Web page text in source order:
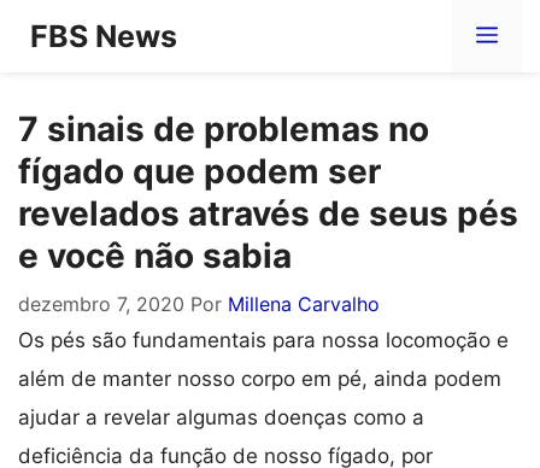
Pular
conteúdo
FBS News
7 sinais de problemas no
fígado que podem ser
revelados através de seus pés
e você não sabia
dezembro 7, 2020 Por Millena Carvalho
Os pés são fundamentais para nossa locomoção e
além de manter nosso corpo em pé, ainda podem
ajudar a revelar algumas doenças como a
deficiência da função de nosso fígado, por